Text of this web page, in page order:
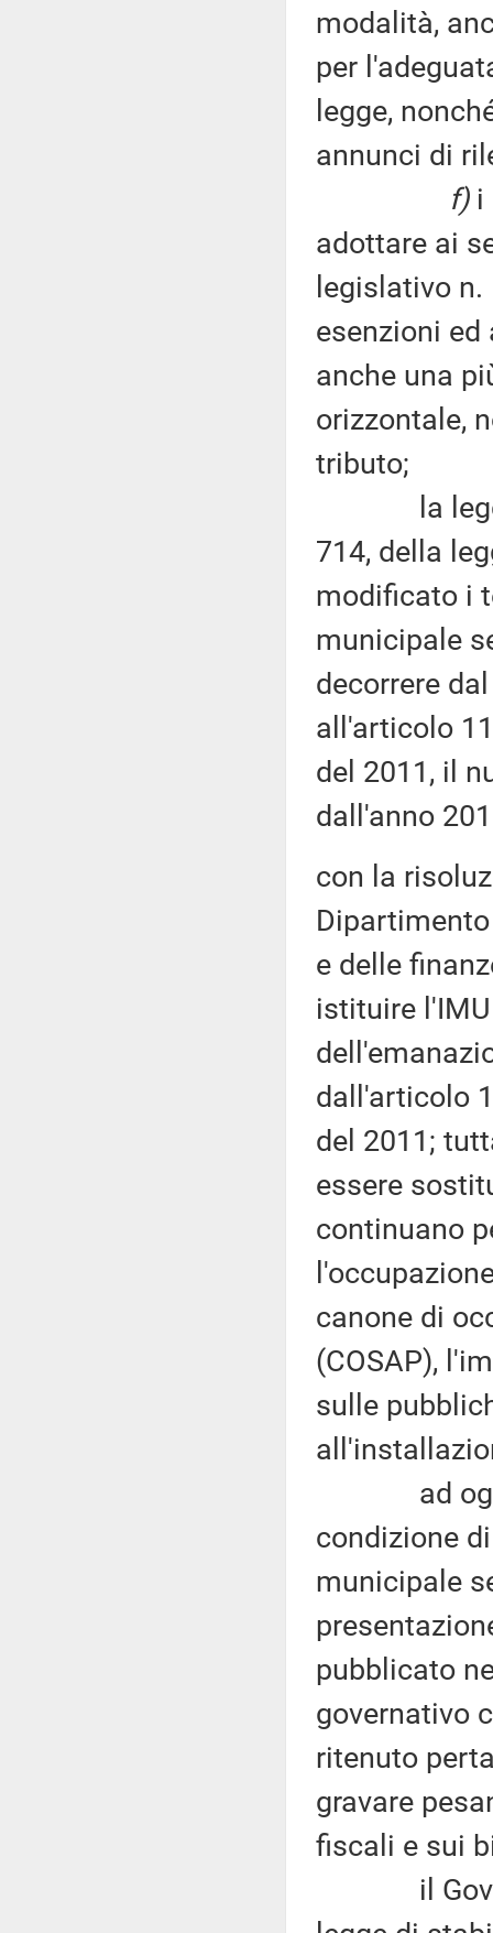
modalità,
per
legge,
annunci di
f)i
adottare ai
legislativo
esenzioni
anche una
orizzontale,
tributo;
la legge
714, della
modificato i
municipale
decorrere
all'articolo
del 2011, il
dall'anno
con la
e delle
istituire
dall'articolo
del 2011;
essere
continuano
canone di
(COSAP),
sulle
ad oggi i
condizione
municipale
pubblicato
governativo
ritenuto
gravare
fiscali e sui
il